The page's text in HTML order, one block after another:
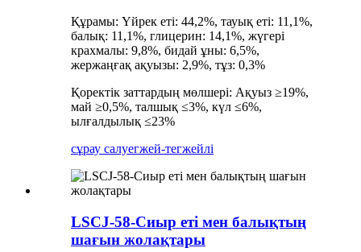
Құрамы: Үйрек еті: 44,2%, тауық еті: 11,1%,
балық: 11,1%, глицерин: 14,1%, жүгері
крахмалы: 9,8%, бидай ұны: 6,5%,
жержаңғақ ақуызы: 2,9%, тұз: 0,3%
Қоректік заттардың мөлшері: Ақуыз ≥19%,
май ≥0,5%, талшық ≤3%, күл ≤6%,
ылғалдылық ≤23%
сұрау салуегжей-тегжейлі
LSCJ-58-Сиыр еті мен балықтың
шағын жолақтары